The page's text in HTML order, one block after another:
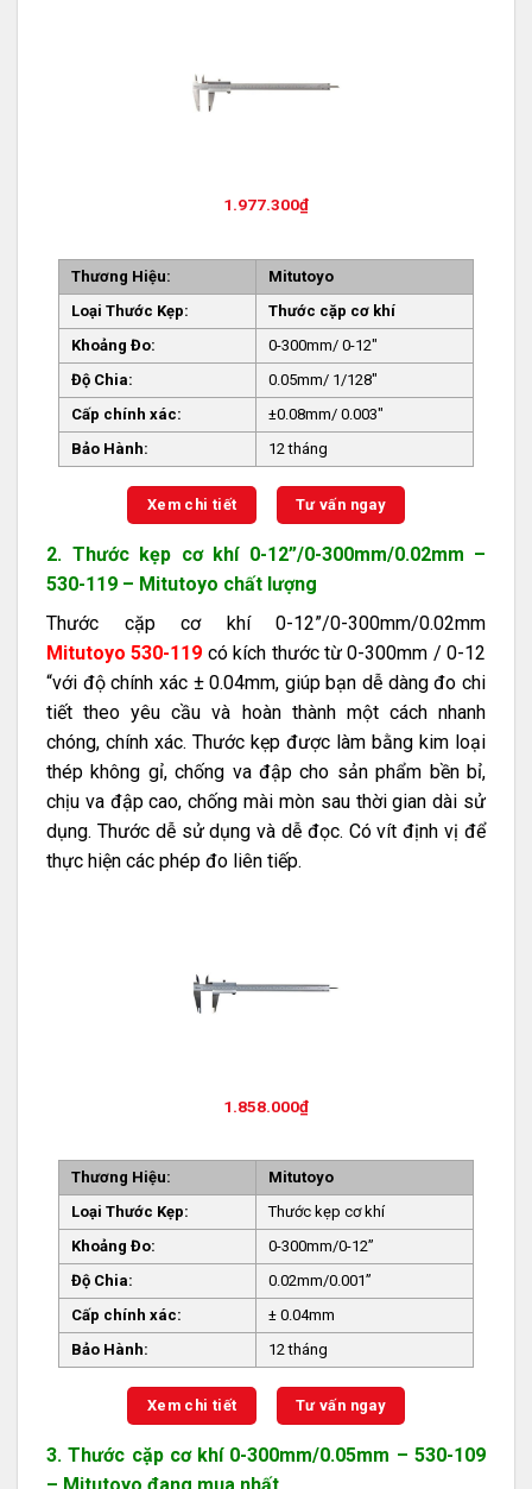
1.977.300₫
Thương Hiệu:
Mitutoyo
Loại Thước Kẹp:
Thước cặp cơ khí
Khoảng Đo:
0-300mm/ 0-12″
Độ Chia:
0.05mm/ 1/128″
Cấp chính xác:
±0.08mm/ 0.003″
Bảo Hành:
12 tháng
Xem chi tiết Tư vấn ngay
2. Thước kẹp cơ khí 0-12”/0-300mm/0.02mm –
530-119 – Mitutoyo chất lượng
Thước cặp cơ khí 0-12”/0-300mm/0.02mm
Mitutoyo 530-119 có kích thước từ 0-300mm / 0-12
“với độ chính xác ± 0.04mm, giúp bạn dễ dàng đo chi
tiết theo yêu cầu và hoàn thành một cách nhanh
chóng, chính xác. Thước kẹp được làm bằng kim loại
thép không gỉ, chống va đập cho sản phẩm bền bỉ,
chịu va đập cao, chống mài mòn sau thời gian dài sử
dụng. Thước dễ sử dụng và dễ đọc. Có vít định vị để
thực hiện các phép đo liên tiếp.
1.858.000₫
Thương Hiệu:
Mitutoyo
Loại Thước Kẹp:
Thước kẹp cơ khí
Khoảng Đo:
0-300mm/0-12”
Độ Chia:
0.02mm/0.001”
Cấp chính xác:
± 0.04mm
Bảo Hành:
12 tháng
Xem chi tiết Tư vấn ngay
3. Thước cặp cơ khí 0-300mm/0.05mm – 530-109